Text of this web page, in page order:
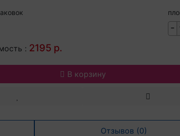
-
: 2195 р.
В корзину
Отзывов (0)